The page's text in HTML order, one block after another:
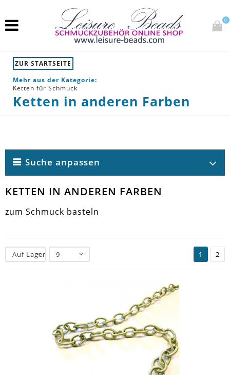
0
ZUR STARTSEITE
Mehr aus der Kategorie:
Ketten für Schmuck
Ketten in anderen Farben
Suche anpassen
KETTEN IN ANDEREN FARBEN
zum Schmuck basteln
Auf Lager 9 1 2